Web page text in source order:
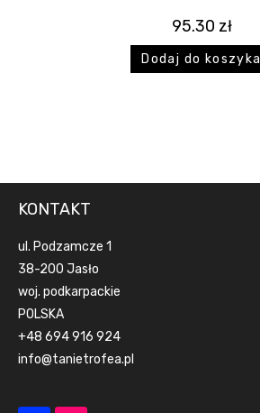
95.30 zł
Dodaj do koszyka
KONTAKT
ul. Podzamcze 1
38-200 Jasło
woj. podkarpackie
POLSKA
+48 694 916 924
info@tanietrofea.pl